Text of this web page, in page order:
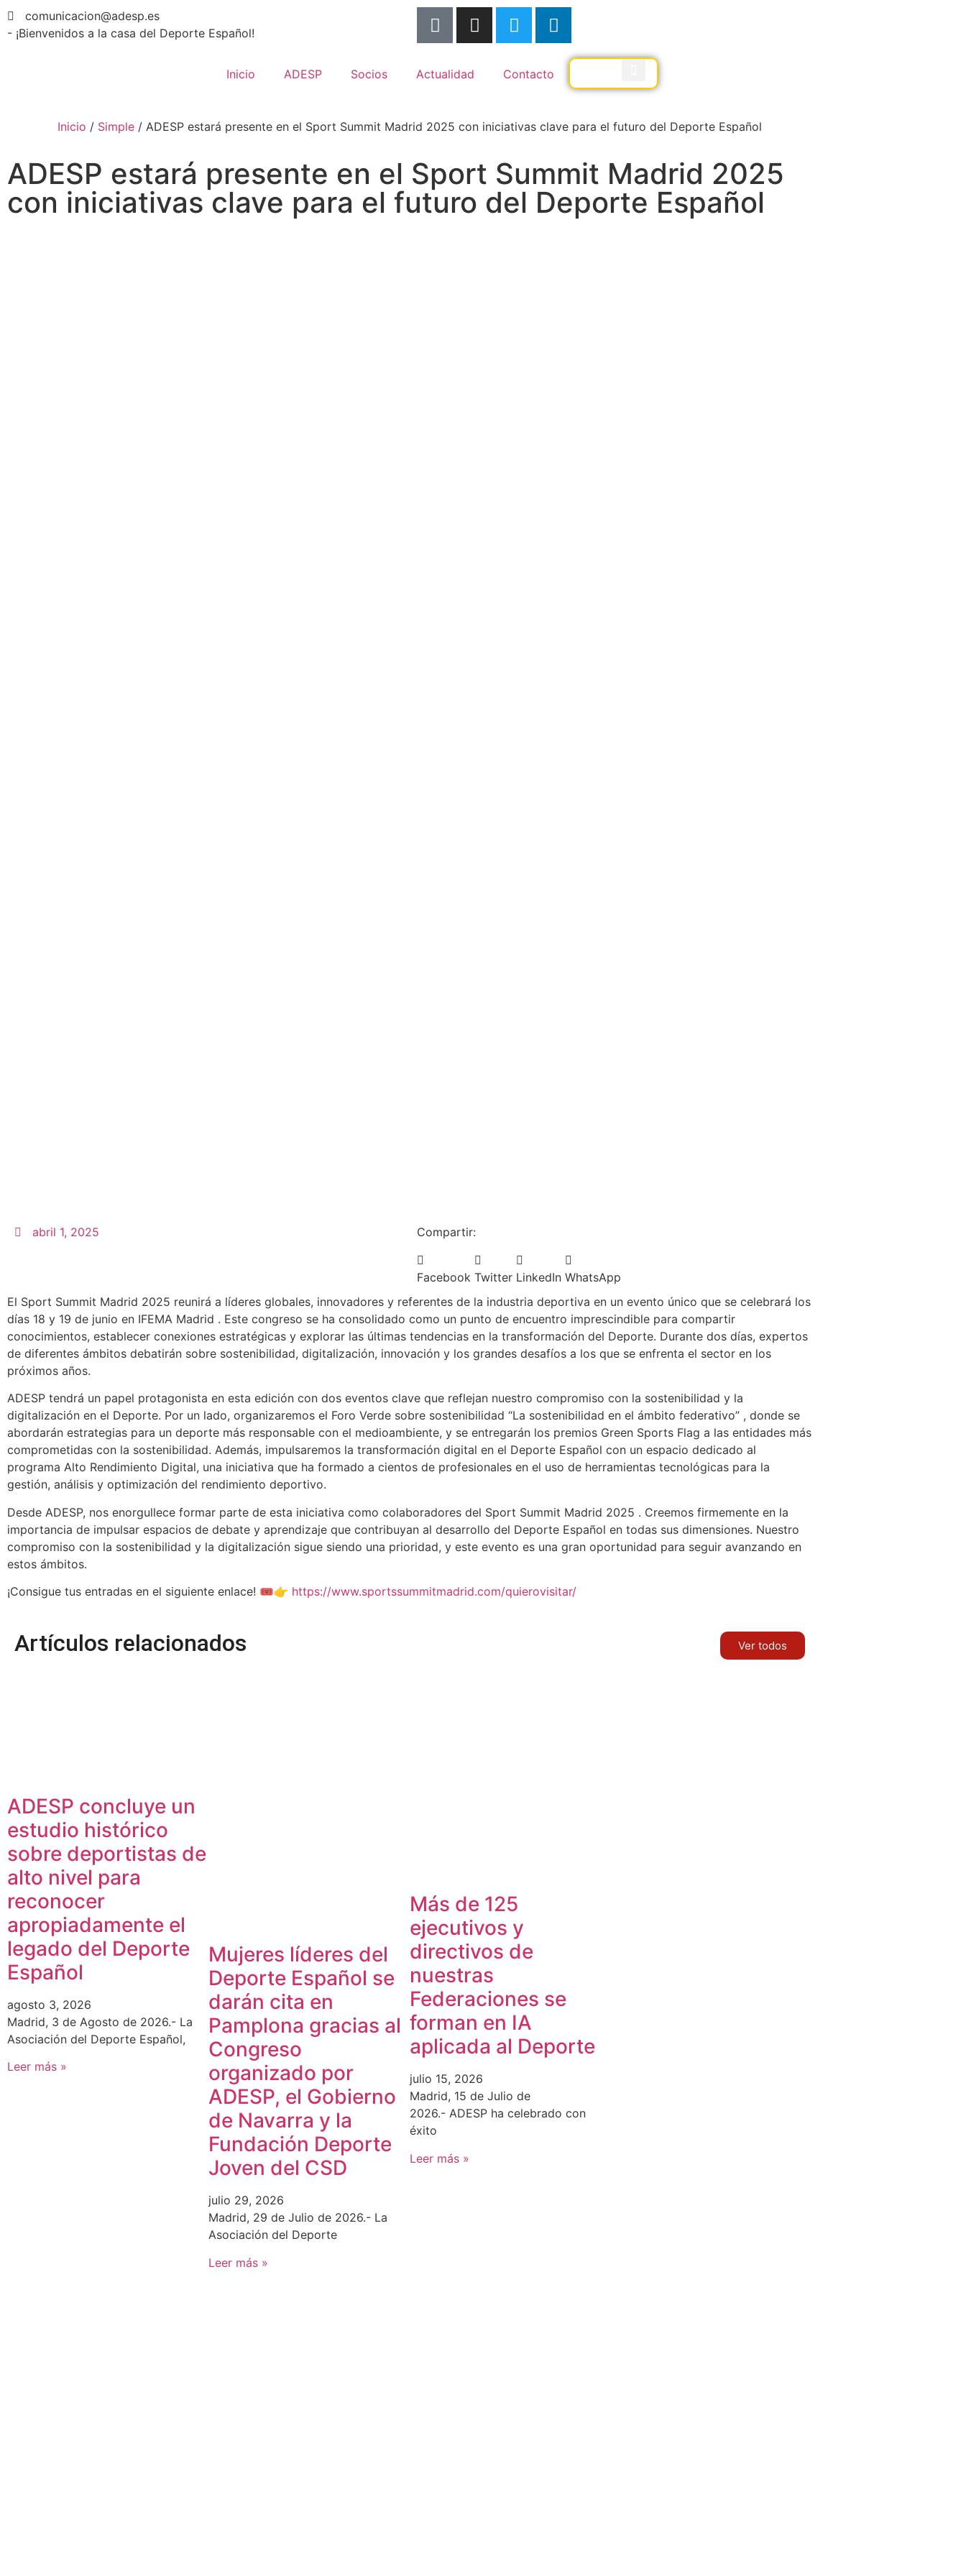
comunicacion@adesp.es
- ¡Bienvenidos a la casa del Deporte Español!
Inicio ADESP Socios Actualidad Contacto
Inicio / Simple / ADESP estará presente en el Sport Summit Madrid 2025 con iniciativas clave para el futuro del Deporte Español
ADESP estará presente en el Sport Summit Madrid 2025
con iniciativas clave para el futuro del Deporte Español
abril 1, 2025 Compartir:
Facebook Twitter LinkedIn WhatsApp
El Sport Summit Madrid 2025 reunirá a líderes globales, innovadores y referentes de la industria deportiva en un evento único que se celebrará los
días 18 y 19 de junio en IFEMA Madrid . Este congreso se ha consolidado como un punto de encuentro imprescindible para compartir
conocimientos, establecer conexiones estratégicas y explorar las últimas tendencias en la transformación del Deporte. Durante dos días, expertos
de diferentes ámbitos debatirán sobre sostenibilidad, digitalización, innovación y los grandes desafíos a los que se enfrenta el sector en los
próximos años.
ADESP tendrá un papel protagonista en esta edición con dos eventos clave que reflejan nuestro compromiso con la sostenibilidad y la
digitalización en el Deporte. Por un lado, organizaremos el Foro Verde sobre sostenibilidad “La sostenibilidad en el ámbito federativo” , donde se
abordarán estrategias para un deporte más responsable con el medioambiente, y se entregarán los premios Green Sports Flag a las entidades más
comprometidas con la sostenibilidad. Además, impulsaremos la transformación digital en el Deporte Español con un espacio dedicado al
programa Alto Rendimiento Digital, una iniciativa que ha formado a cientos de profesionales en el uso de herramientas tecnológicas para la
gestión, análisis y optimización del rendimiento deportivo.
Desde ADESP, nos enorgullece formar parte de esta iniciativa como colaboradores del Sport Summit Madrid 2025 . Creemos firmemente en la
importancia de impulsar espacios de debate y aprendizaje que contribuyan al desarrollo del Deporte Español en todas sus dimensiones. Nuestro
compromiso con la sostenibilidad y la digitalización sigue siendo una prioridad, y este evento es una gran oportunidad para seguir avanzando en
estos ámbitos.
¡Consigue tus entradas en el siguiente enlace! 🎟️👉 https://www.sportssummitmadrid.com/quierovisitar/
Artículos relacionados Ver todos
ADESP concluye un
estudio histórico
sobre deportistas de
alto nivel para
reconocer
apropiadamente el
legado del Deporte
Español
agosto 3, 2026
Madrid, 3 de Agosto de 2026.- La
Asociación del Deporte Español,
Leer más »
Mujeres líderes del
Deporte Español se
darán cita en
Pamplona gracias al
Congreso
organizado por
ADESP, el Gobierno
de Navarra y la
Fundación Deporte
Joven del CSD
julio 29, 2026
Madrid, 29 de Julio de 2026.- La
Asociación del Deporte
Leer más »
Más de 125
ejecutivos y
directivos de
nuestras
Federaciones se
forman en IA
aplicada al Deporte
julio 15, 2026
Madrid, 15 de Julio de
2026.- ADESP ha celebrado con
éxito
Leer más »